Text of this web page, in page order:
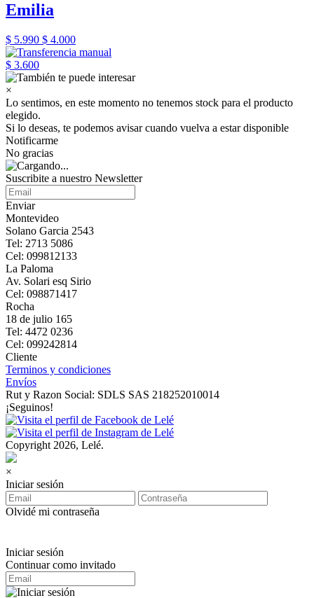
Emilia
$ 5.990 $ 4.000
$ 3.600
×
Lo sentimos, en este momento no tenemos stock para el producto
elegido.
Si lo deseas, te podemos avisar cuando vuelva a estar disponible
Notificarme
No gracias
Suscribite a nuestro Newsletter
Enviar
Montevideo
Solano Garcia 2543
Tel: 2713 5086
Cel: 099812133
La Paloma
Av. Solari esq Sirio
Cel: 098871417
Rocha
18 de julio 165
Tel: 4472 0236
Cel: 099242814
Cliente
Terminos y condiciones
Envíos
Rut y Razon Social: SDLS SAS 218252010014
¡Seguinos!
Copyright 2026, Lelé.
×
Iniciar sesión
Olvidé mi contraseña
Iniciar sesión
Continuar como invitado